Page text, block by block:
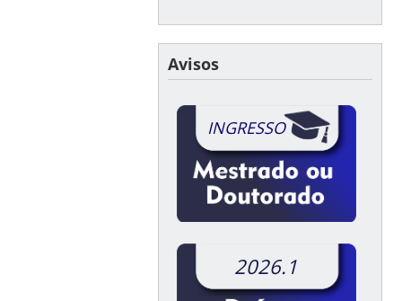
Avisos
INGRESSO
2026.1